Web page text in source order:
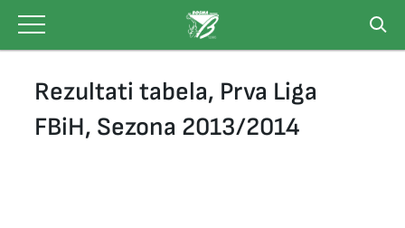
content
Rezultati tabela, Prva Liga
FBiH, Sezona 2013/2014